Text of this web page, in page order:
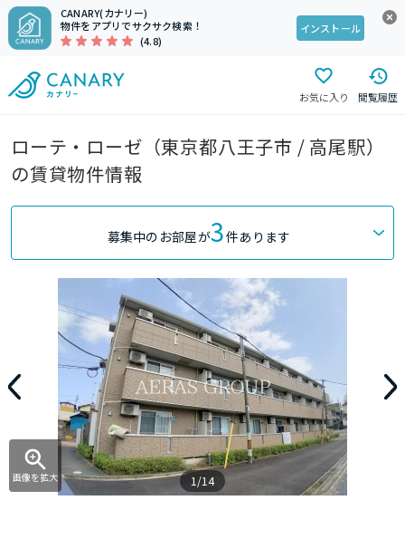
CANARY(カナリー)
物件をアプリでサクサク検索！
(4.8)
インストール
お気に入り 閲覧履歴
ローテ・ローゼ（東京都八王子市 / 高尾駅）
の賃貸物件情報
募集中のお部屋が3件あります
画像を拡大 1/14